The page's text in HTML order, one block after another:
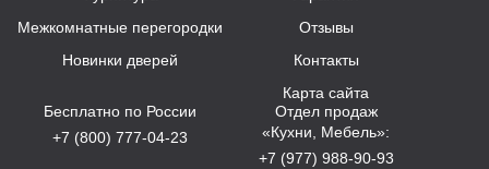
Межкомнатные перегородки
Новинки дверей
Отзывы
Контакты
Карта сайта
Бесплатно по России
+7 (800) 777-04-23
Отдел продаж
«Кухни, Мебель»:
+7 (977) 988-90-93